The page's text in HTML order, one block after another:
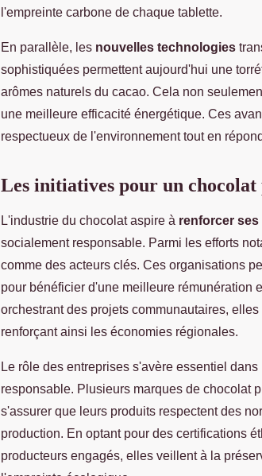
l'empreinte carbone de chaque tablette.
En parallèle, les nouvelles technologies
sophistiquées permettent aujourd'hui une
arômes naturels du cacao. Cela non
une meilleure efficacité énergétique. Ces
respectueux de l'environnement tout en
Les initiatives pour un chocolat
L'industrie du chocolat aspire à renforcer
socialement responsable. Parmi les efforts
comme des acteurs clés. Ces organisations
pour bénéficier d'une meilleure rémunération
orchestrant des projets communautaires,
renforçant ainsi les économies régionales.
Le rôle des entreprises s'avère essentiel
responsable. Plusieurs marques de chocolat
s'assurer que leurs produits respectent des
production. En optant pour des certifications
producteurs engagés, elles veillent à la